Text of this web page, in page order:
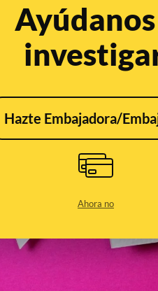
Ayúdanos
Hazte Embajadora/
Ahora no
Sep 10, 2020, 6:23:00 PM